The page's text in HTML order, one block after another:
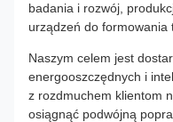
badania i rozwój,
urządzeń do formowania
Naszym celem jest
energooszczędnych i
z rozdmuchem klientom
osiągnąć podwójną